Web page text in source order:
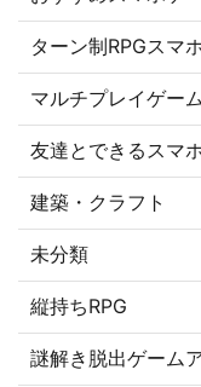
ターン制RPGスマ
マルチプレイゲー
友達とできるスマ
建築・クラフト
未分類
縦持ちRPG
謎解き脱出ゲーム